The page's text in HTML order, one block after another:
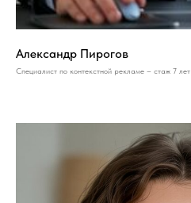
Александр Пирогов
Специалист по контекстной рекламе – стаж 7 лет